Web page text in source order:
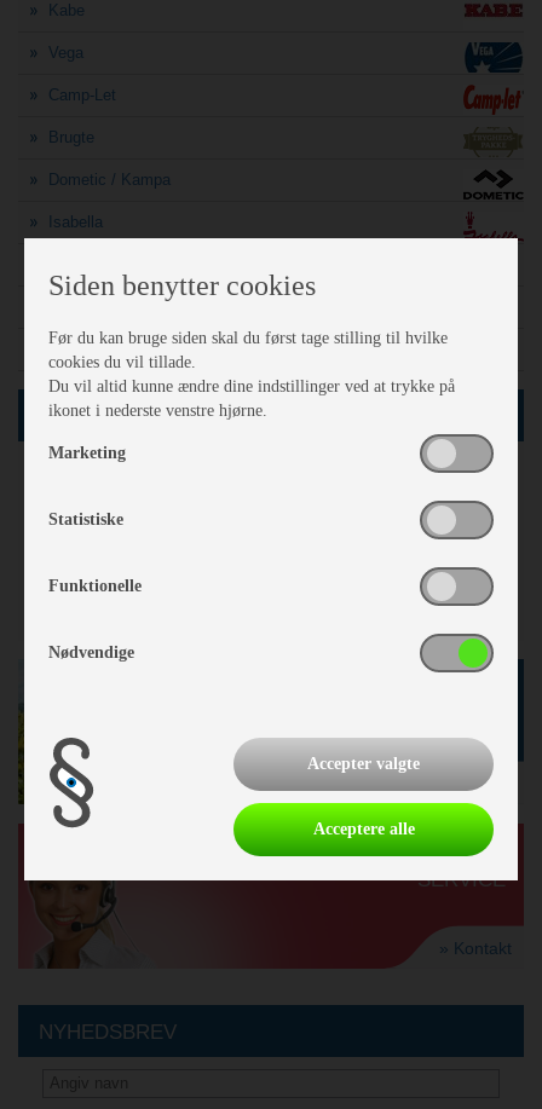
Kabe
Vega
Camp-Let
Brugte
Dometic / Kampa
Isabella
Sådan vejer politiet din campingvogn
SØG
Netop nu60
» se tilbud
KUNDE-
SERVICE
» Kontakt
NYHEDSBREV
Siden benytter cookies
Før du kan bruge siden skal du først tage stilling til hvilke
cookies du vil tillade.
Du vil altid kunne ændre dine indstillinger ved at trykke på
ikonet i nederste venstre hjørne.
Marketing
Statistiske
Funktionelle
Nødvendige
Accepter valgte
Acceptere alle